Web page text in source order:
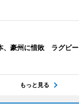
、豪州に惜敗 ラグビー
もっと見る